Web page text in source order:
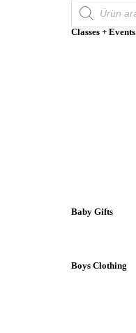
Classes + Events
Baby Gifts
Boys Clothing